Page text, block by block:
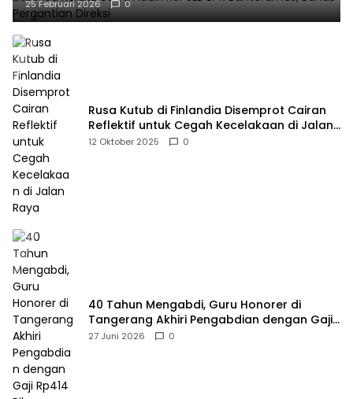
25 Februari 2026 0
Rusa Kutub di Finlandia Disemprot Cairan
Reflektif untuk Cegah Kecelakaan di Jalan
Raya
12 Oktober 2025 0
40 Tahun Mengabdi, Guru Honorer di
Tangerang Akhiri Pengabdian dengan Gaji
Rp414 Ribu
27 Juni 2026 0